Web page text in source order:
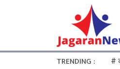
TRENDING : #